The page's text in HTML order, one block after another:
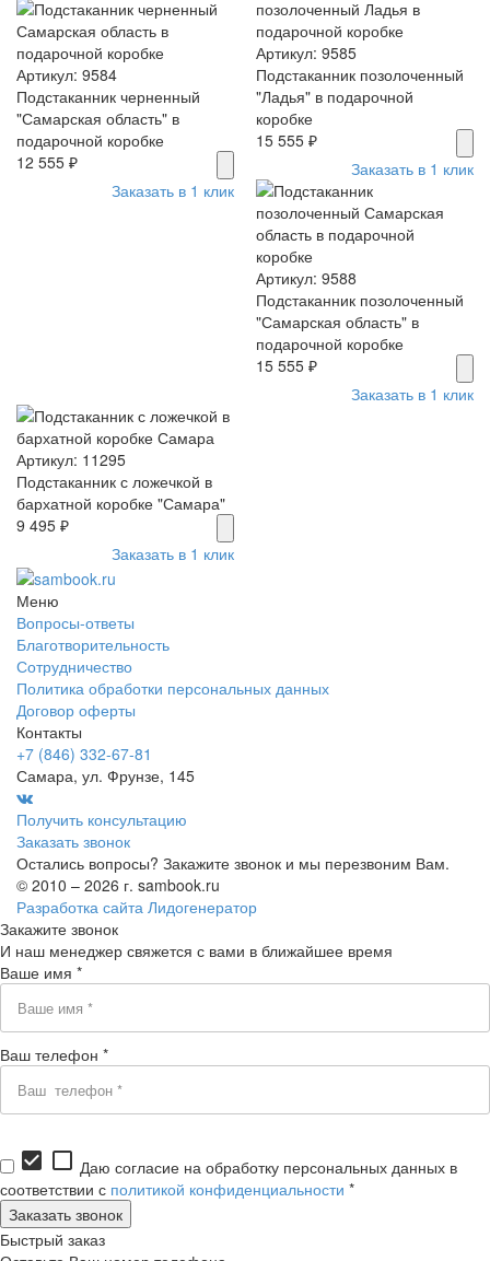
Артикул: 9584
Подстаканник черненный
"Самарская область" в
подарочной коробке
12 555 ₽
Заказать в 1 клик
Артикул: 9585
Подстаканник позолоченный
"Ладья" в подарочной
коробке
15 555 ₽
Заказать в 1 клик
Артикул: 9588
Подстаканник позолоченный
"Самарская область" в
подарочной коробке
15 555 ₽
Заказать в 1 клик
Артикул: 11295
Подстаканник с ложечкой в
бархатной коробке "Самара"
9 495 ₽
Заказать в 1 клик
Меню
Вопросы-ответы
Благотворительность
Сотрудничество
Политика обработки персональных данных
Договор оферты
Контакты
+7 (846) 332-67-81
Самара, ул. Фрунзе, 145
Получить консультацию
Заказать звонок
Остались вопросы? Закажите звонок и мы перезвоним Вам.
© 2010 – 2026 г. sambook.ru
Разработка сайта Лидогенератор
Закажите звонок
И наш менеджер свяжется с вами в ближайшее время
Ваше имя *
Ваш телефон *
check_box check_box_outline_blank Даю согласие на обработку персональных данных в
соответствии с политикой конфиденциальности *
Быстрый заказ